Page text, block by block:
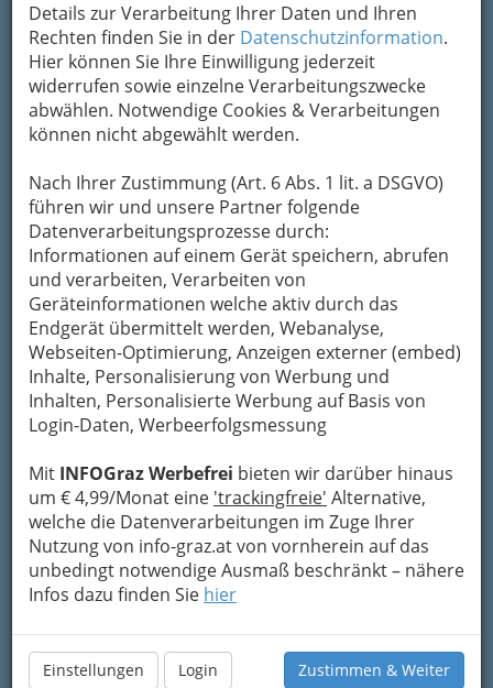
Details zur Verarbeitung Ihrer Daten und Ihren
Rechten finden Sie in der Datenschutzinformation.
Hier können Sie Ihre Einwilligung jederzeit
widerrufen sowie einzelne Verarbeitungszwecke
abwählen. Notwendige Cookies & Verarbeitungen
können nicht abgewählt werden.
Nach Ihrer Zustimmung (Art. 6 Abs. 1 lit. a DSGVO)
führen wir und unsere Partner folgende
Datenverarbeitungsprozesse durch:
Informationen auf einem Gerät speichern, abrufen
und verarbeiten, Verarbeiten von
Geräteinformationen welche aktiv durch das
Endgerät übermittelt werden, Webanalyse,
Webseiten-Optimierung, Anzeigen externer (embed)
Inhalte, Personalisierung von Werbung und
Inhalten, Personalisierte Werbung auf Basis von
Login-Daten, Werbeerfolgsmessung
Mit INFOGraz Werbefrei bieten wir darüber hinaus
um € 4,99/Monat eine 'trackingfreie' Alternative,
welche die Datenverarbeitungen im Zuge Ihrer
Nutzung von info-graz.at von vornherein auf das
unbedingt notwendige Ausmaß beschränkt – nähere
Infos dazu finden Sie hier
Einstellungen Login Zustimmen & Weiter
Hier lohnt sich einKlick auf das Foto. LA STRADA
verzaubert Graz nicht nur auf den Straßen.
Jedes Mal etwas Neues: Bei uns finden
Sie regelmäßig aktuelle Bilder der
aktuellen Events in Graz.
bewahren Erinnerungen für lange Zeit,
Fotografien vermitteln Stimmung über den
Bildschirm hinweg. Drei gute Gründe, einen Blick
auf die Bildreportagen der vergangenenGrazer
Festivals und Veranstaltungs-Reihenzu
werfen. Entweder jetzt gleich, oder nachdem Sie
Infoknopf
rechts oben geht es weiter im Text.